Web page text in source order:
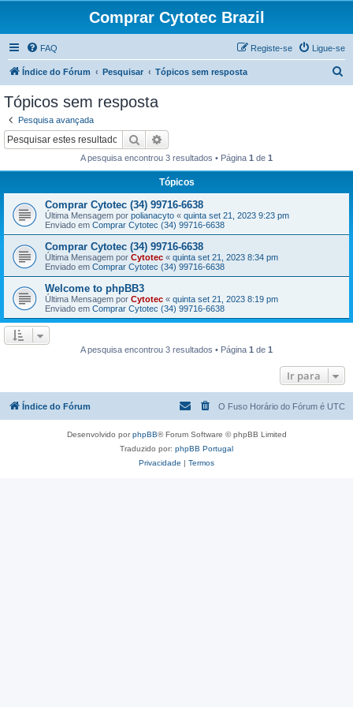
Comprar Cytotec Brazil
FAQ Ligue-se
Registe-se
Índice do Fórum Pesquisar Tópicos sem resposta
Tópicos sem resposta
Pesquisa avançada
Pesquisar
A pesquisa encontrou 3 resultados • Página 1 de 1
Tópicos
Comprar Cytotec (34) 99716-6638
Última Mensagem por polianacyto « quinta set 21, 2023 9:23 pm
Enviado em Comprar Cytotec (34) 99716-6638
Comprar Cytotec (34) 99716-6638
Última Mensagem por Cytotec « quinta set 21, 2023 8:34 pm
Enviado em Comprar Cytotec (34) 99716-6638
Welcome to phpBB3
Última Mensagem por Cytotec « quinta set 21, 2023 8:19 pm
Enviado em Comprar Cytotec (34) 99716-6638
A pesquisa encontrou 3 resultados • Página 1 de 1
Ir para
Índice do Fórum O Fuso Horário do Fórum é UTC
Desenvolvido porphpBB® Forum Software © phpBB Limited
Traduzido por: phpBB Portugal
Privacidade | Termos